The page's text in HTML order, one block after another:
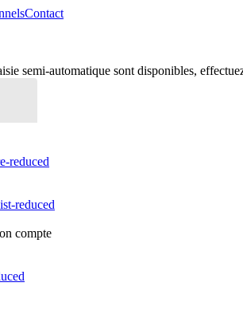
Contact
semi-automatique sont disponibles,
compte